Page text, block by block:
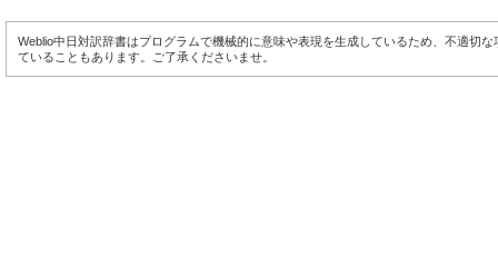
Weblio中日対訳辞書はプログラムで機械的に意味や表現を生成しているため、不適切な
ていることもあります。ご了承くださいませ。